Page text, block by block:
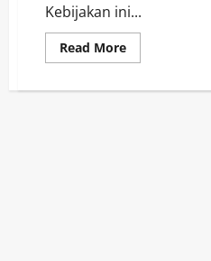
Kebijakan ini...
Read MoreRead
more
Magang